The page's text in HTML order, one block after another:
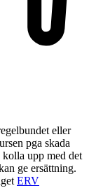
eller
pga skada
upp med det
ge ersättning.
ERV